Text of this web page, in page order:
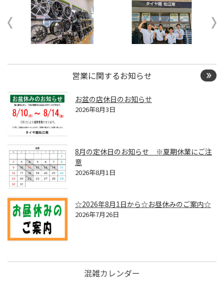
営業に関するお知らせ
お盆の店休日のお知らせ
2026年8月3日
8月の定休日のお知らせ ※夏期休業にご注
意
2026年8月1日
☆2026年8月1日から☆お昼休みのご案内☆
2026年7月26日
混雑カレンダー